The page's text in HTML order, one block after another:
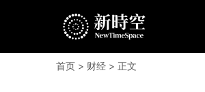
首页 > 财经 > 正文